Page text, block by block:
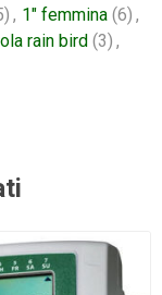
, 1" femmina (6) ,
rain bird (3) ,